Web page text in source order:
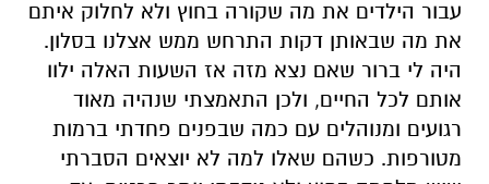
עבור הילדים את מה שקורה בחוץ ולא לחלוק איתם
את מה שבאותן דקות התרחש ממש אצלנו בסלון.
היה לי ברור שאם נצא מזה אז השעות האלה ילוו
אותם לכל החיים, ולכן התאמצתי שנהיה מאוד
רגועים ומנוהלים עם כמה שבפנים פחדתי ברמות
מטורפות. כשהם שאלו למה לא יוצאים הסברתי